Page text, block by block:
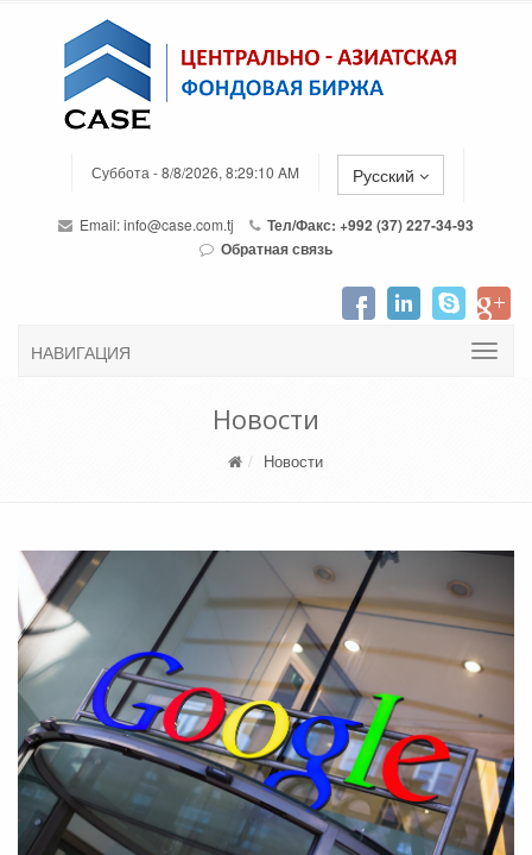
Суббота - 8/8/2026, 8:29:10 AM Русский
Email:info@case.com.tj
Тел/Факс: +992 (37) 227-34-93
Обратная связь
НАВИГАЦИЯ
Новости
Новости